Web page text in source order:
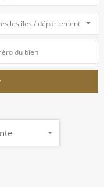
les îles / départements